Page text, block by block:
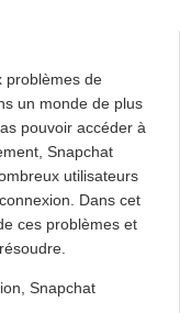
problèmes de
un monde de plus
pouvoir accéder à
Snapchat
utilisateurs
Dans cet
ces problèmes et
Snapchat